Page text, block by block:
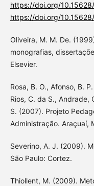
https://doi.org/10.15628/
https://doi.org/10.15628/
Oliveira, M. M. De.
monografias,
Elsevier.
Rosa, B. O., Afonso, B.
Rios, C. da S., Andrade,
S. (2007). Projeto
Administração. Araçuaí,
Severino, A. J. (2009).
São Paulo: Cortez.
Thiollent, M. (2009).